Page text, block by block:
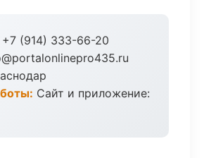
+7 (914) 333-66-20
Сайт и приложение: